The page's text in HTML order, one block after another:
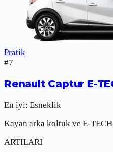
Pratik
#7
Renault Captur E-
En iyi: Esneklik
Kayan arka koltuk ve E-
ARTILARI